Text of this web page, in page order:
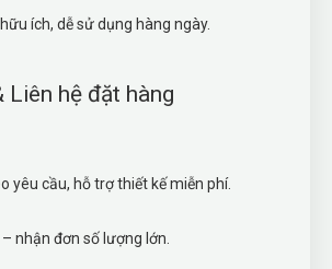
ích, dễ sử dụng hàng ngày.
Liên hệ đặt hàng
yêu cầu, hỗ trợ thiết kế miễn phí.
nhận đơn số lượng lớn.